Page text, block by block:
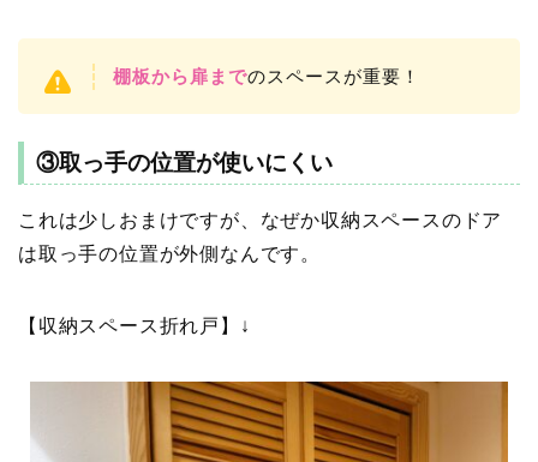
棚板から扉までのスペースが重要！
③取っ手の位置が使いにくい
これは少しおまけですが、なぜか収納スペースのドア
は取っ手の位置が外側なんです。
【収納スペース折れ戸】↓